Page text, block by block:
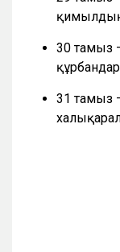
30 тамыз
31 тамыз